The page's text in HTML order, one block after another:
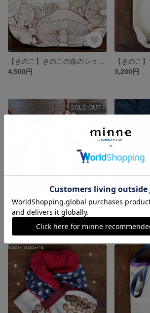
4,500円
3,200円
SOLD OUT
【きのこ】きのこの布ネックレス【キノコ】
5,000円
1,600円